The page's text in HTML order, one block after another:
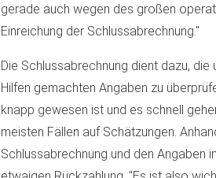
gerade auch wegen des großen
Einreichung der Schlussabrechnung."
Die Schlussabrechnung dient dazu,
Hilfen gemachten Angaben zu
knapp gewesen ist und es schnell
meisten Fällen auf Schätzungen.
Schlussabrechnung und den Angaben